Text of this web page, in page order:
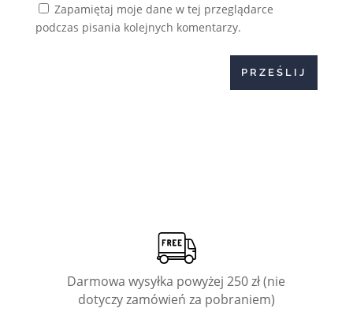
Zapamiętaj moje dane w tej przeglądarce
podczas pisania kolejnych komentarzy.
PRZEŚLIJ
Darmowa wysyłka powyżej 250 zł (nie
dotyczy zamówień za pobraniem)